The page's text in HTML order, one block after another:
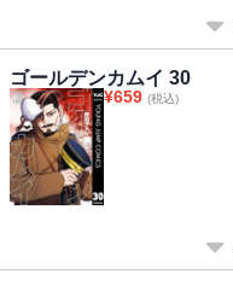
ゴールデンカムイ 30
¥659 (税込)